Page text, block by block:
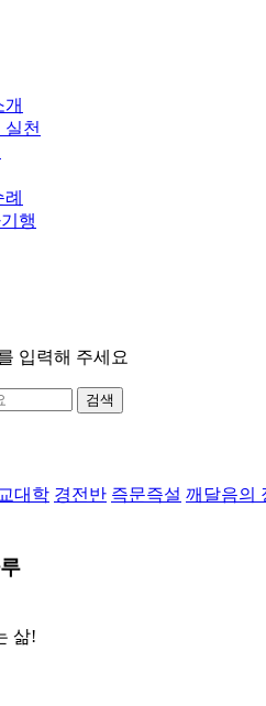
실천
행
입력해 주세요
검색
대학 경전반 즉문즉설 깨달음의
삶!